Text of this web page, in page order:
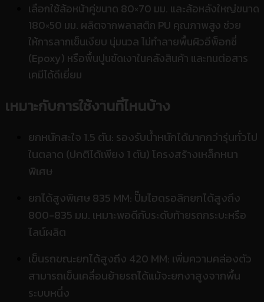
เลือกใช้ล้อหน้าคู่ขนาด 80×70 มม. และล้อหลังใหญ่ขนาด
180×50 มม. ผลิตจากพลาสติก PU คุณภาพสูง ช่วย
ให้การลากเข็นเงียบ นุ่มนวล ไม่ทำลายพื้นผิวอีพ็อกซี่
(Epoxy) หรือพื้นปูนขัดเงาในคลังสินค้า และทนต่อสาร
เคมีได้ดีเยี่ยม
เหมาะกับการใช้งานที่ไหนบ้าง
ยกหนักสะใจ 1.5 ตัน: รองรับน้ำหนักได้มากกว่ารุ่นทั่วไป
ในตลาด (ปกติได้เพียง 1 ตัน) โครงสร้างเหล็กหนา
พิเศษ
ยกได้สูงพิเศษ 835 MM: ปั๊มไฮดรอลิกยกได้สูงถึง
800-835 มม. เหมาะพอดีกับระดับท้ายรถกระบะหรือ
ไลน์ผลิต
เข็นรถขณะยกได้สูงถึง 420 MM: เพิ่มความคล่องตัว
สามารถเข็นเคลื่อนย้ายรถได้แม้จะยกงาสูงจากพื้น
ระบบหนึ่ง